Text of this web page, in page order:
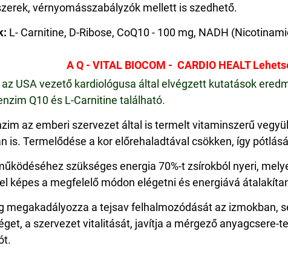
vérnyomásszabályzók mellett is szedhető.
L- Carnitine, D-Ribose, CoQ10 - 100 mg, NADH
A Q - VITAL BIOCOM - CARDIO HEALT
az USA vezető kardiológusa által elvégzett kutatások
Q10 és L-Carnitine található.
az emberi szervezet által is termelt vitaminszerű
is. Termelődése a kor előrehaladtával csökken, így
szükséges energia 70%-t zsírokból nyeri,
képes a megfelelő módon elégetni és energiává
megakadályozza a tejsav felhalmozódását az izmokban,
a szervezet vitalitását, javítja a mérgező anyagcsere-